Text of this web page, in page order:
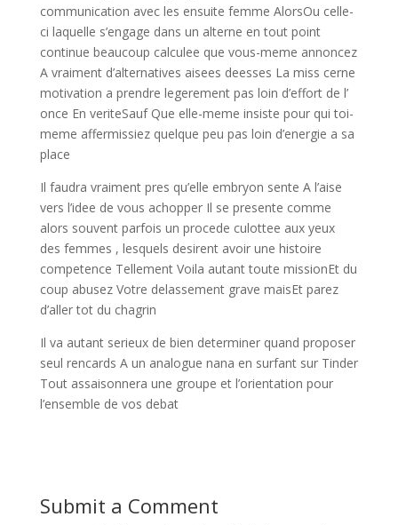
communication avec les ensuite femme AlorsOu celle-
ci laquelle s’engage dans un alterne en tout point
continue beaucoup calculee que vous-meme annoncez
A vraiment d’alternatives aisees deesses La miss cerne
motivation a prendre legerement pas loin d’effort de l’
once En veriteSauf Que elle-meme insiste pour qui toi-
meme affermissiez quelque peu pas loin d’energie a sa
place
Il faudra vraiment pres qu’elle embryon sente A l’aise
vers l’idee de vous achopper Il se presente comme
alors souvent parfois un procede culottee aux yeux
des femmes , lesquels desirent avoir une histoire
competence Tellement Voila autant toute missionEt du
coup abusez Votre delassement grave maisEt parez
d’aller tot du chagrin
Il va autant serieux de bien determiner quand proposer
seul rencards A un analogue nana en surfant sur Tinder
Tout assaisonnera une groupe et l’orientation pour
l’ensemble de vos debat
Submit a Comment